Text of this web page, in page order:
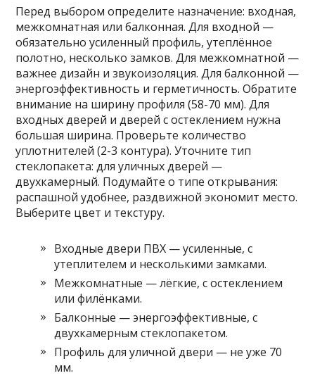
Перед выбором определите назначение: входная,
межкомнатная или балконная. Для входной —
обязательно усиленный профиль, утеплённое
полотно, несколько замков. Для межкомнатной —
важнее дизайн и звукоизоляция. Для балконной —
энергоэффективность и герметичность. Обратите
внимание на ширину профиля (58-70 мм). Для
входных дверей и дверей с остеклением нужна
большая ширина. Проверьте количество
уплотнителей (2-3 контура). Уточните тип
стеклопакета: для уличных дверей —
двухкамерный. Подумайте о типе открывания:
распашной удобнее, раздвижной экономит место.
Выберите цвет и текстуру.
Входные двери ПВХ — усиленные, с
утеплителем и несколькими замками.
Межкомнатные — лёгкие, с остеклением
или филёнками.
Балконные — энергоэффективные, с
двухкамерным стеклопакетом.
Профиль для уличной двери — не уже 70
мм.